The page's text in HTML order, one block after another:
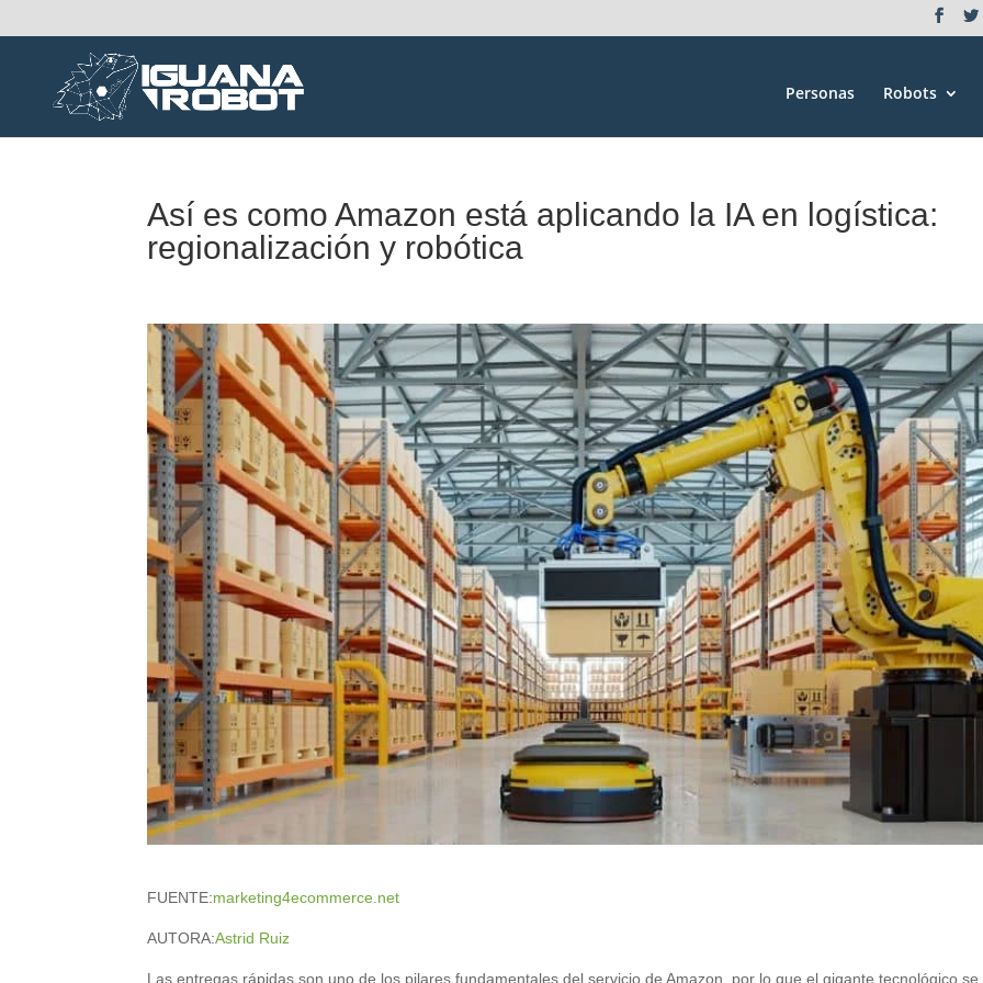
Personas Robots
Así es como Amazon está aplicando la IA en logística:
regionalización y robótica
FUENTE:marketing4ecommerce.net
AUTORA:Astrid Ruiz
Las entregas rápidas son uno de los pilares fundamentales del servicio de Amazon, por lo que el gigante tecnológico se